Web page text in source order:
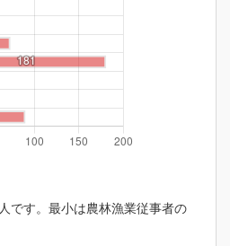
です。最小は農林漁業従事者の